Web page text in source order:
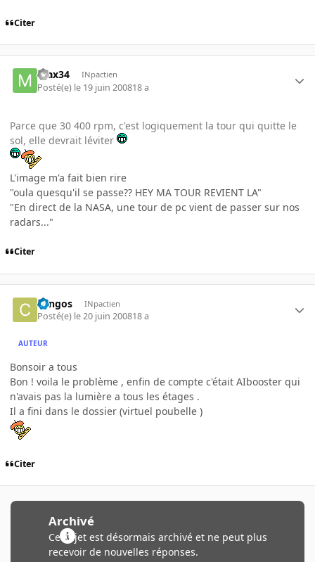
Citer
max34 INpactien
Posté(e) le 19 juin 200818 a
Parce que 30 400 rpm, c'est logiquement la tour qui quitte le
sol, elle devrait léviter
L'image m'a fait bien rire
"oula quesqu'il se passe?? HEY MA TOUR REVIENT LA"
"En direct de la NASA, une tour de pc vient de passer sur nos
radars..."
Citer
congos INpactien
Posté(e) le 20 juin 200818 a
AUTEUR
Bonsoir a tous
Bon ! voila le problème , enfin de compte c'était AIbooster qui
n'avais pas la lumière a tous les étages .
Il a fini dans le dossier (virtuel poubelle )
Citer
Archivé
Ce sujet est désormais archivé et ne peut plus
recevoir de nouvelles réponses.